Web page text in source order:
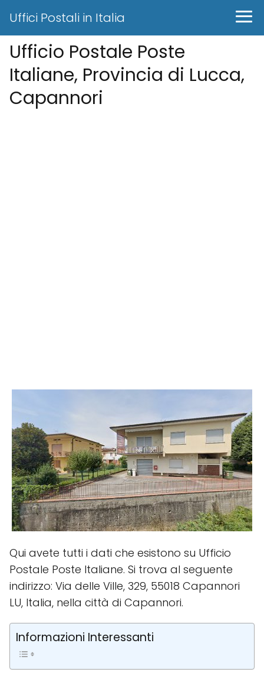
Uffici Postali in Italia
Ufficio Postale Poste
Italiane, Provincia di Lucca,
Capannori
Qui avete tutti i dati che esistono su Ufficio
Postale Poste Italiane. Si trova al seguente
indirizzo: Via delle Ville, 329, 55018 Capannori
LU, Italia, nella città di Capannori.
Informazioni Interessanti